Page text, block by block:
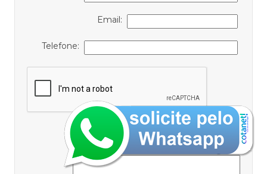
Email:
Telefone:
Informações de contato ou cotação
Mensagem: